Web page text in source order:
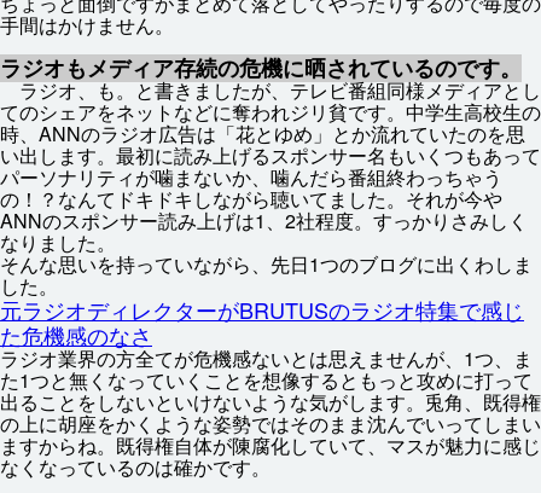
手間はかけません。
ラジオもメディア存続の危機に晒されているのです。
ラジオ、も。と書きましたが、テレビ番組同様メディアとし
てのシェアをネットなどに奪われジリ貧です。 中学生高校生の
時、ANNのラジオ広告は「花とゆめ」とか流れていたのを思
い出 します。 最初に読み上げるスポンサー名 もいくつもあって
パーソナリティが噛まないか、 噛んだら番組終わっちゃう
の！？なんてドキドキしながら聴いてました。それが今や
ANNのスポンサー読み上げは1、2社程度。すっかりさみしく
なりました。
そんな思いを持っていながら、 先日1つのブログに出 くわしま
した。
元ラジオディレクターがBRUTUSのラジオ特集で感じ
た危機感のなさ
ラジオ業界の方全てが危機感ないとは思えませんが、1つ、ま
た1つと無くなっていくことを想像するともっと攻めに打って
出ることをしないといけないような気がします。 兎角、 既得権
の上に胡座をかくような姿勢ではそのまま沈んでいってしまい
ますからね。 既得権自体が陳腐化していて、マスが魅力に感じ
なくなっているのは確かです。